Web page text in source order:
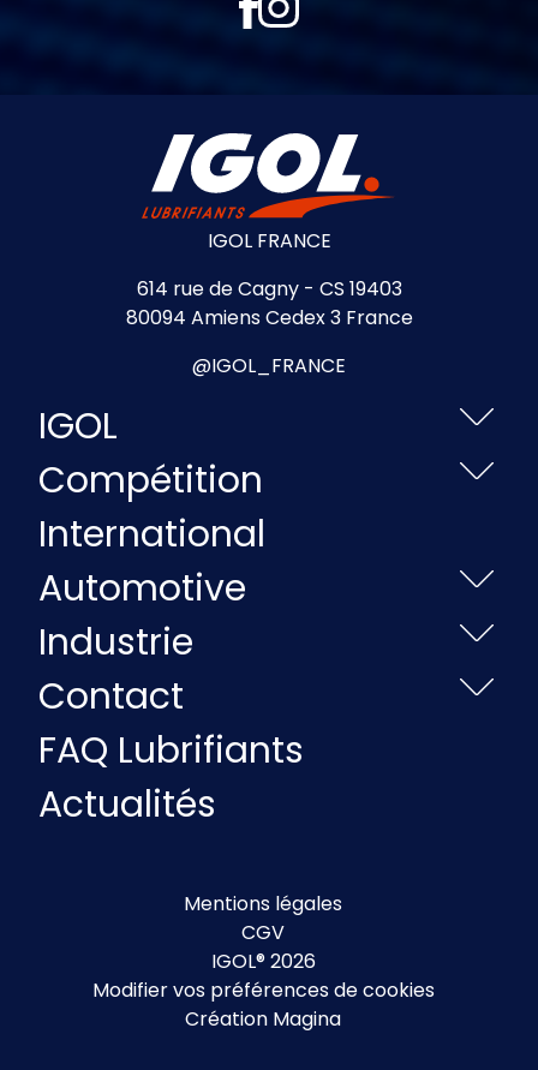
IGOL FRANCE
614 rue de Cagny - CS 19403
80094 Amiens Cedex 3 France
@IGOL_FRANCE
IGOL
Compétition
International
Automotive
Industrie
Contact
FAQ Lubrifiants
Actualités
Mentions légales
CGV
IGOL® 2026
Modifier vos préférences de cookies
Création Magina